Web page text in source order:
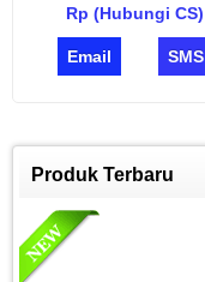
Rp (Hubungi CS)
Email SMS
Produk Terbaru